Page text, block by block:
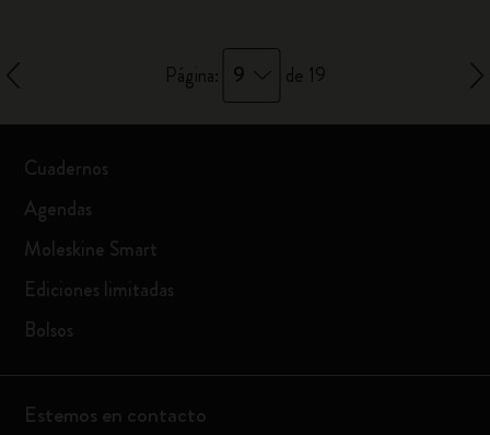
Página: 9 de 19
Cuadernos
Agendas
Moleskine Smart
Ediciones limitadas
Bolsos
Estemos en contacto